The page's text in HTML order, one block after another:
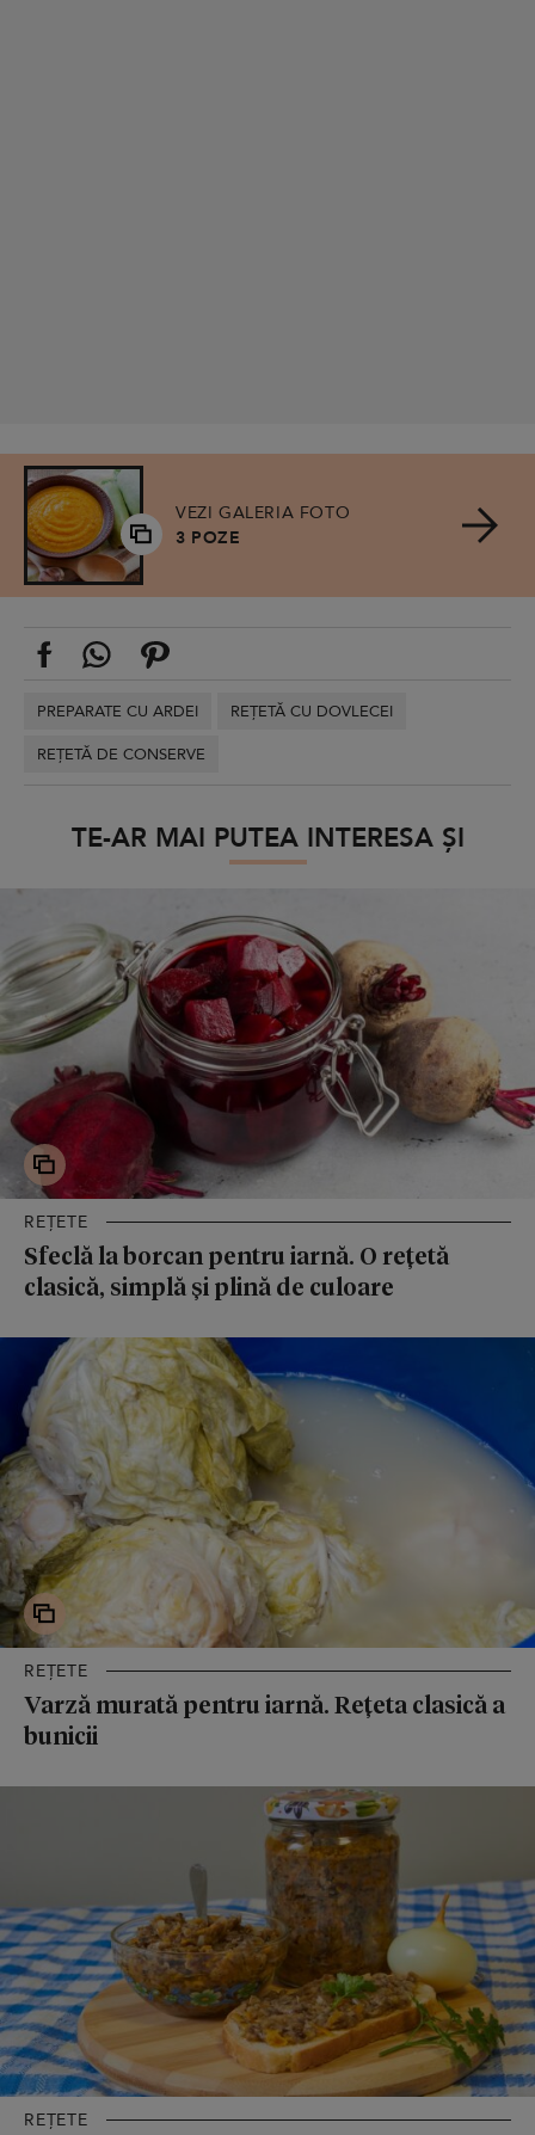
VEZI GALERIA FOTO
3 POZE
PREPARATE CU ARDEI
REȚETĂ CU DOVLECEI
REȚETĂ DE CONSERVE
TE-AR MAI PUTEA INTERESA ȘI
REȚETE
Sfeclă la borcan pentru iarnă. O rețetă
clasică, simplă și plină de culoare
REȚETE
Varză murată pentru iarnă. Rețeta clasică a
bunicii
REȚETE